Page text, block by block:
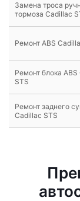
Замена троса
тормоза Cadillac
Ремонт ABS
Ремонт блока ABS
STS
Ремонт заднего
Cadillac STS